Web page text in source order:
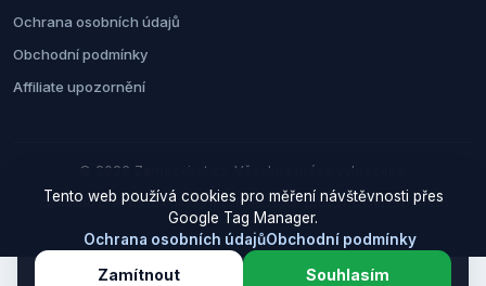
Ochrana osobních údajů
Obchodní podmínky
Affiliate upozornění
© 2026 Zemezvirat.cz. Všechna práva vyhrazena.
Za nákup přes naše odkazy můžeme získat provizi. Cenu pro vás to
neovlivní.
Tento web používá cookies pro měření návštěvnosti přes
Google Tag Manager.
Ochrana osobních údajůObchodní podmínky
Zamítnout Souhlasím